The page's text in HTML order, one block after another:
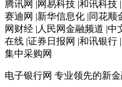
腾讯网 |网易科技 |和讯科技
赛迪网 |新华信息化 |同花顺
网财经 |人民网金融频道 |
在线 |证券日报网 |和讯银行
集中采购网
电子银行网 专业领先的新